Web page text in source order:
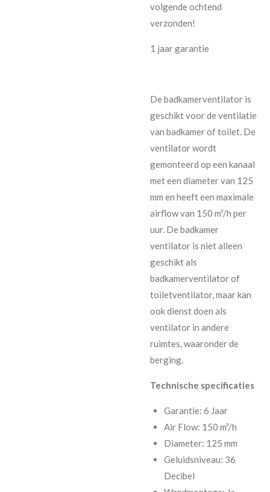
volgende ochtend
verzonden!
1 jaar garantie
De badkamerventilator is
geschikt voor de ventilatie
van badkamer of toilet. De
ventilator wordt
gemonteerd op een kanaal
met een diameter van 125
mm en heeft een maximale
airflow van 150 m³/h per
uur. De badkamer
ventilator is niet alleen
geschikt als
badkamerventilator of
toiletventilator, maar kan
ook dienst doen als
ventilator in andere
ruimtes, waaronder de
berging.
Technische specificaties
Garantie: 6 Jaar
Air Flow: 150 m³/h
Diameter: 125 mm
Geluidsniveau: 36
Decibel